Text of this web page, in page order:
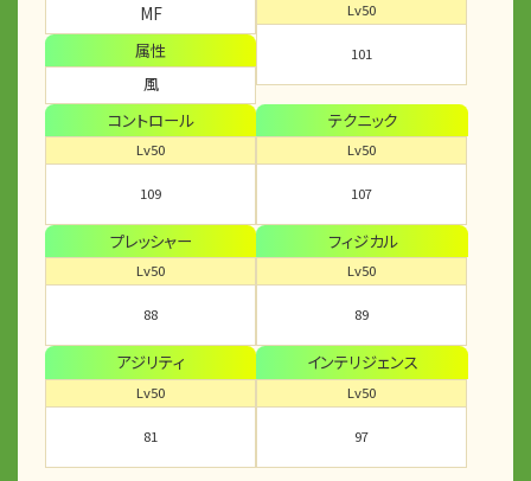
MF
属性
風
Lv50
101
コントロール
Lv50
109
テクニック
Lv50
107
プレッシャー
Lv50
88
フィジカル
Lv50
89
アジリティ
Lv50
81
インテリジェンス
Lv50
97